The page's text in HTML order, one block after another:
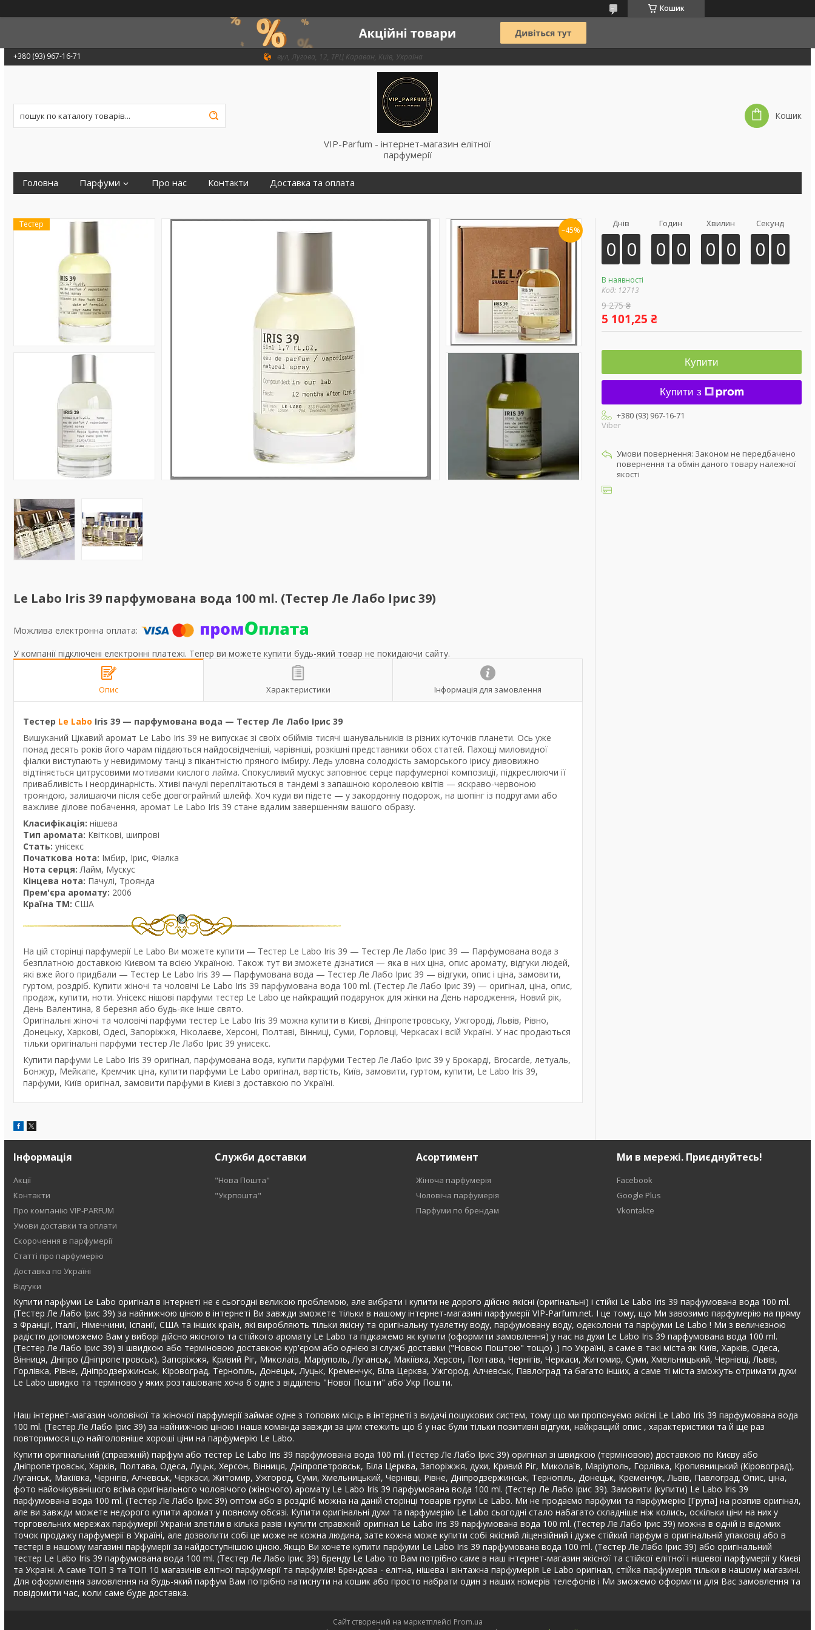
Кошик
+380 (93) 967-16-71 вул, Лугова, 12, ТРЦ Караван, Київ, Україна
VIP-Parfum - інтернет-магазин елітної
парфумерії
Кошик
Головна Парфуми Про нас Контакти Доставка та оплата
Тестер
–45%
Le Labo Iris 39 парфумована вода 100 ml. (Тестер Ле Лабо Ірис 39)
У компанії підключені електронні платежі. Тепер ви можете купити будь-який товар не покидаючи сайту.
Опис Характеристики Інформація для замовлення
Тестер Le Labo Iris 39 — парфумована вода — Тестер Ле Лабо Ірис 39
Вишуканий Цікавий аромат Le Labo Iris 39 не випускає зі своїх обіймів тисячі шанувальників із різних куточків планети. Ось уже
понад десять років його чарам піддаються найдосвідченіші, чарівніші, розкішні представники обох статей. Пахощі миловидної
фіалки виступають у невидимому танці з пікантністю пряного імбиру. Ледь уловна солодкість заморського ірису дивовижно
відтіняється цитрусовими мотивами кислого лайма. Спокусливий мускус заповнює серце парфумерної композиції, підкреслюючи її
привабливість і неординарність. Хтиві пачулі переплітаються в тандемі з запашною королевою квітів — яскраво-червоною
трояндою, залишаючи після себе довгограйний шлейф. Хоч куди ви підете — у закордонну подорож, на шопінг із подругами або
важливе ділове побачення, аромат Le Labo Iris 39 стане вдалим завершенням вашого образу.
Класифікація: нішева
Тип аромата: Квіткові, шипрові
Стать: унісекс
Початкова нота: Імбир, Ірис, Фіалка
Нота серця: Лайм, Мускус
Кінцева нота: Пачулі, Троянда
Прем'єра аромату: 2006
Країна ТМ: США
На цій сторінці парфумерії Le Labo Ви можете купити ― Тестер Le Labo Iris 39 — Тестер Ле Лабо Ірис 39 — Парфумована вода з
безплатною доставкою Києвом та всією Україною. Також тут ви зможете дізнатися — яка в них ціна, опис аромату, відгуки людей,
які вже його придбали — Тестер Le Labo Iris 39 ― Парфумована вода — Тестер Ле Лабо Ірис 39 — відгуки, опис і ціна, замовити,
гуртом, роздріб. Купити жіночі та чоловічі Le Labo Iris 39 парфумована вода 100 ml. (Тестер Ле Лабо Ірис 39) — оригінал, ціна, опис,
продаж, купити, ноти. Унісекс нішові парфуми тестер Le Labo це найкращий подарунок для жінки на День народження, Новий рік,
День Валентина, 8 березня або будь-яке інше свято.
Оригінальні жіночі та чоловічі парфуми тестер Le Labo Iris 39 можна купити в Києві, Дніпропетровську, Ужгороді, Львів, Рівно,
Донецьку, Харкові, Одесі, Запоріжжя, Ніколаєве, Херсоні, Полтаві, Вінниці, Суми, Горловці, Черкасах і всій Україні. У нас продаються
тільки оригінальні парфуми тестер Ле Лабо Ірис 39 унисекс.
Купити парфуми Le Labo Iris 39 оригінал, парфумована вода, купити парфуми Тестер Ле Лабо Ірис 39 у Брокарді, Brocarde, летуаль,
Бонжур, Мейкапе, Кремчик ціна, купити парфуми Le Labo оригінал, вартість, Київ, замовити, гуртом, купити, Le Labo Iris 39,
парфуми, Київ оригінал, замовити парфуми в Києві з доставкою по Україні.
Днів
0 0
Годин
0 0
Хвилин
0 0
Секунд
0 0
В наявності
Код: 12713
9 275 ₴
5 101,25 ₴
Купити
Купити з
+380 (93) 967-16-71
Viber
Законом не передбачено
повернення та обмін даного товару належної
якості
Інформація
Акції
Контакти
Про компанію VIP-PARFUM
Умови доставки та оплати
Скорочення в парфумерії
Статті про парфумерію
Доставка по Україні
Відгуки
Служби доставки
"Нова Пошта"
"Укрпошта"
Асортимент
Жіноча парфумерія
Чоловіча парфумерія
Парфуми по брендам
Ми в мережі. Приєднуйтесь!
Facebook
Google Plus
Vkontakte
Купити парфуми Le Labo оригінал в інтернеті не є сьогодні великою проблемою, але вибрати і купити не дорого дійсно якісні (оригінальні) і стійкі Le Labo Iris 39 парфумована вода 100 ml.
(Тестер Ле Лабо Ірис 39) за найнижчою ціною в інтернеті Ви завжди зможете тільки в нашому інтернет-магазині парфумерії VIP-Parfum.net. І це тому, що Ми завозимо парфумерію на пряму
з Франції, Італії, Німеччини, Іспанії, США та інших країн, які виробляють тільки якісну та оригінальну туалетну воду, парфумовану воду, одеколони та парфуми Le Labo ! Ми з величезною
радістю допоможемо Вам у виборі дійсно якісного та стійкого аромату Le Labo та підкажемо як купити (оформити замовлення) у нас на духи Le Labo Iris 39 парфумована вода 100 ml.
(Тестер Ле Лабо Ірис 39) зі швидкою або терміновою доставкою кур'єром або однією зі служб доставки ("Новою Поштою" тощо) .) по Україні, а саме в такі міста як Київ, Харків, Одеса,
Вінниця, Дніпро (Дніпропетровськ), Запоріжжя, Кривий Ріг, Миколаїв, Маріуполь, Луганськ, Макіївка, Херсон, Полтава, Чернігів, Черкаси, Житомир, Суми, Хмельницький, Чернівці, Львів,
Горлівка, Рівне, Дніпродзержинськ, Кіровоград, Тернопіль, Донецьк, Луцьк, Кременчук, Біла Церква, Ужгород, Алчевськ, Павлоград та багато інших, а саме ті міста зможуть отримати духи
Le Labo швидко та терміново у яких розташоване хоча б одне з відділень "Нової Пошти" або Укр Пошти.
Наш інтернет-магазин чоловічої та жіночої парфумерії займає одне з топових місць в інтернеті з видачі пошукових систем, тому що ми пропонуємо якісні Le Labo Iris 39 парфумована вода
100 ml. (Тестер Ле Лабо Ірис 39) за найнижчою ціною і наша команда завжди за цим стежить що б у нас були тільки позитивні відгуки, найкращий опис , характеристики та й ще раз
повторимося що найголовніше хороші ціни на парфумерію Le Labo.
Купити оригінальний (справжній) парфум або тестер Le Labo Iris 39 парфумована вода 100 ml. (Тестер Ле Лабо Ірис 39) оригінал зі швидкою (терміновою) доставкою по Києву або
Дніпропетровськ, Харків, Полтава, Одеса, Луцьк, Херсон, Вінниця, Дніпропетровськ, Біла Церква, Запоріжжя, духи, Кривий Ріг, Миколаїв, Маріуполь, Горлівка, Кропивницький (Кіровоград),
Луганськ, Макіївка, Чернігів, Алчевськ, Черкаси, Житомир, Ужгород, Суми, Хмельницький, Чернівці, Рівне, Дніпродзержинськ, Тернопіль, Донецьк, Кременчук, Львів, Павлоград. Опис, ціна,
фото найочікуванішого всіма оригінального чоловічого (жіночого) аромату Le Labo Iris 39 парфумована вода 100 ml. (Тестер Ле Лабо Ірис 39). Замовити (купити) Le Labo Iris 39
парфумована вода 100 ml. (Тестер Ле Лабо Ірис 39) оптом або в роздріб можна на даній сторінці товарів групи Le Labo. Ми не продаємо парфуми та парфумерію [Група] на розпив оригінал,
але ви завжди можете недорого купити аромат у повному обсязі. Купити оригінальні духи та парфумерію Le Labo сьогодні стало набагато складніше ніж колись, оскільки ціни на них у
торговельних мережах парфумерії України злетіли в кілька разів і купити справжній оригінал Le Labo Iris 39 парфумована вода 100 ml. (Тестер Ле Лабо Ірис 39) можна в одній із відомих
точок продажу парфумерії в Україні, але дозволити собі це може не кожна людина, зате кожна може купити собі якісний ліцензійний і дуже стійкий парфум в оригінальній упаковці або в
тестері в нашому магазині парфумерії за найдоступнішою ціною. Якщо Ви хочете купити парфуми Le Labo Iris 39 парфумована вода 100 ml. (Тестер Ле Лабо Ірис 39) або оригінальний
тестер Le Labo Iris 39 парфумована вода 100 ml. (Тестер Ле Лабо Ірис 39) бренду Le Labo то Вам потрібно саме в наш інтернет-магазин якісної та стійкої елітної і нішевої парфумерії у Києві
та Україні. А саме ТОП 3 та ТОП 10 магазинів елітної парфумерії та парфумів! Брендова - елітна, нішева і вінтажна парфумерія Le Labo оригінал, стійка парфумерія тільки в нашому магазині.
Для оформлення замовлення на будь-який парфум Вам потрібно натиснути на кошик або просто набрати один з наших номерів телефонів і Ми зможемо оформити для Вас замовлення та
повідомити час, коли саме буде доставка.
Сайт створений на маркетплейсі Prom.ua